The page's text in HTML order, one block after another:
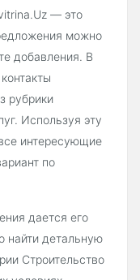
— это
можно
добавления. В
рубрики
Используя эту
интересующие
по
дается его
найти детальную
Строительство